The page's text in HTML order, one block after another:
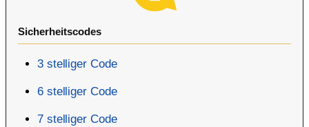
Sicherheitscodes
3 stelliger Code
6 stelliger Code
7 stelliger Code